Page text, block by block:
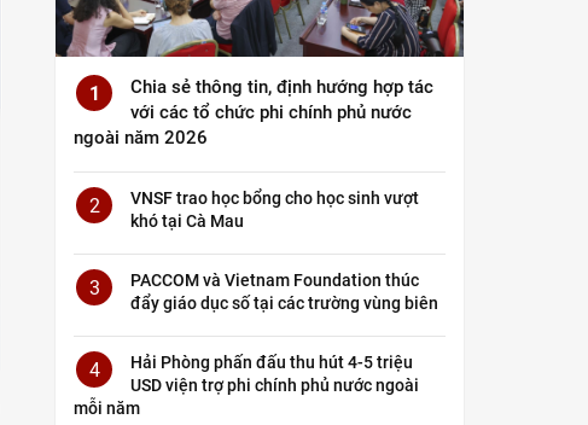
1
Chia sẻ thông tin, định hướng hợp tác
với các tổ chức phi chính phủ nước
ngoài năm 2026
2
VNSF trao học bổng cho học sinh vượt
khó tại Cà Mau
3
PACCOM và Vietnam Foundation thúc
đẩy giáo dục số tại các trường vùng biên
4
Hải Phòng phấn đấu thu hút 4-5 triệu
USD viện trợ phi chính phủ nước ngoài
mỗi năm